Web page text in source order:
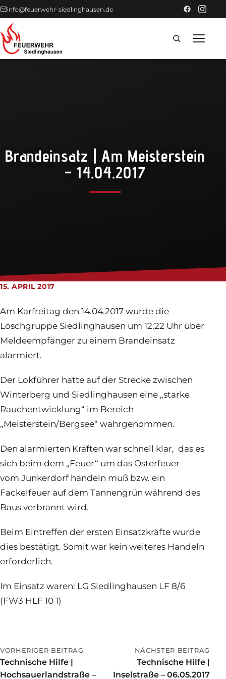
info@feuerwehr-siedlinghausen.de
News
Login
Brandeinsatz | Am Meisterstein
– 14.04.2017
15. APRIL 2017
Am Karfreitag den 14.04.2017 wurde die
Löschgruppe Siedlinghausen um 12:22 Uhr über
Meldeempfänger zu einem Brandeinsatz
alarmiert.
Der Lokführer hatte auf der Strecke zwischen
Winterberg und Siedlinghausen eine „starke
Rauchentwicklung“ im Bereich
„Meisterstein/Bergsee“ wahrgenommen.
Den alarmierten Kräften war schnell klar, das es
sich beim dem „Feuer“ um das Osterfeuer
vom Junkerdorf handeln muß bzw. ein
Fackelfeuer auf dem Tannengrün während des
Baus verbrannt wird.
Beim Eintreffen der ersten Einsatzkräfte wurde
dies bestätigt. Somit war kein weiteres Handeln
erforderlich.
Im Einsatz waren: LG Siedlinghausen LF 8/6
(FW3 HLF 10 1)
VORHERIGER BEITRAG
Technische Hilfe |
Hochsauerlandstraße –
NÄCHSTER BEITRAG
Technische Hilfe |
Inselstraße – 06.05.2017